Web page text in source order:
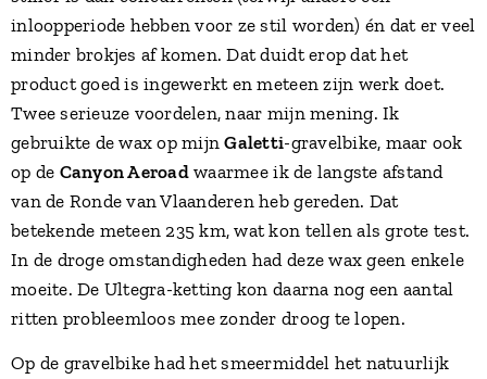
inloopperiode hebben voor ze stil worden) én dat er veel
minder brokjes af komen. Dat duidt erop dat het
product goed is ingewerkt en meteen zijn werk doet.
Twee serieuze voordelen, naar mijn mening. Ik
gebruikte de wax op mijnGaletti-gravelbike, maar ook
op de Canyon Aeroadwaarmee ik de langste afstand
van de Ronde van Vlaanderen heb gereden. Dat
betekende meteen 235 km, wat kon tellen als grote test.
In de droge omstandigheden had deze wax geen enkele
moeite. De Ultegra-ketting kon daarna nog een aantal
ritten probleemloos mee zonder droog te lopen.
Op de gravelbike had het smeermiddel het natuurlijk